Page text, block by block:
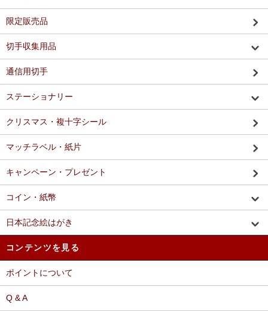
限定販売品
切手収集用品
通信用切手
ステーショナリー
クリスマス・複十字シール
マッチラベル・紙片
キャンペーン・プレゼント
コイン・紙幣
日本記念絵はがき
コンテンツを見る
ポイントについて
Q & A